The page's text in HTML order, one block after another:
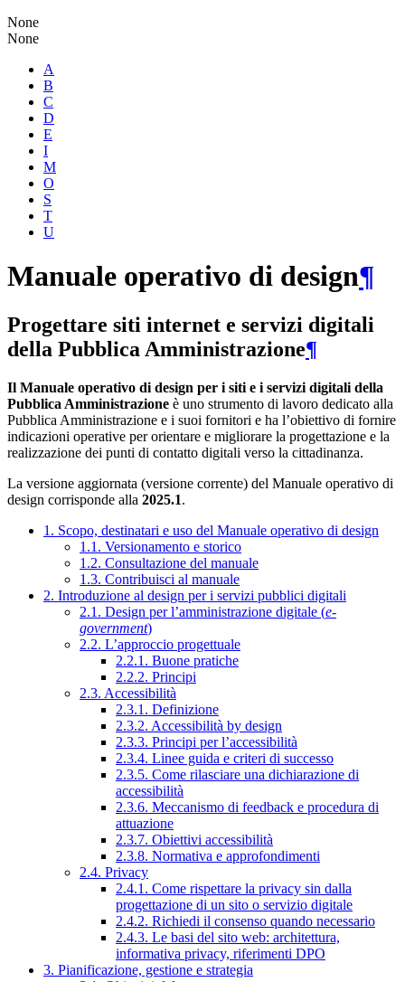
None
None
A
B
C
D
E
I
M
O
S
T
U
Manuale operativo di design¶
Progettare siti internet e servizi digitali
della Pubblica Amministrazione¶
Il Manuale operativo di design per i siti e i servizi digitali della
Pubblica Amministrazione è uno strumento di lavoro dedicato alla
Pubblica Amministrazione e i suoi fornitori e ha l’obiettivo di fornire
indicazioni operative per orientare e migliorare la progettazione e la
realizzazione dei punti di contatto digitali verso la cittadinanza.
La versione aggiornata (versione corrente) del Manuale operativo di
design corrisponde alla 2025.1.
1. Scopo, destinatari e uso del Manuale operativo di design
1.1. Versionamento e storico
1.2. Consultazione del manuale
1.3. Contribuisci al manuale
2. Introduzione al design per i servizi pubblici digitali
2.1. Design per l’amministrazione digitale (e-
government)
2.2. L’approccio progettuale
2.2.1. Buone pratiche
2.2.2. Principi
2.3. Accessibilità
2.3.1. Definizione
2.3.2. Accessibilità by design
2.3.3. Principi per l’accessibilità
2.3.4. Linee guida e criteri di successo
2.3.5. Come rilasciare una dichiarazione di
accessibilità
2.3.6. Meccanismo di feedback e procedura di
attuazione
2.3.7. Obiettivi accessibilità
2.3.8. Normativa e approfondimenti
2.4. Privacy
2.4.1. Come rispettare la privacy sin dalla
progettazione di un sito o servizio digitale
2.4.2. Richiedi il consenso quando necessario
2.4.3. Le basi del sito web: architettura,
informativa privacy, riferimenti DPO
3. Pianificazione, gestione e strategia